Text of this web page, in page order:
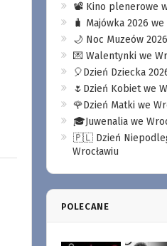
📽️ Kino plenerowe
🧳 Majówka 2026 we
🌙 Noc Muzeów
💌 Walentynki we
🎈Dzień Dziecka
🌷Dzień Kobiet we
🌹Dzień Matki we
🎓Juwenalia we
🇵🇱 Dzień
Wrocławiu
POLECANE